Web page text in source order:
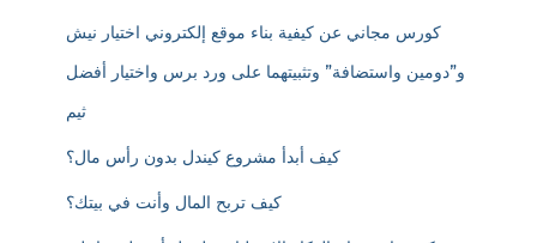
كورس مجاني عن كيفية بناء موقع إلكتروني اختيار نيش
و”دومين واستضافة” وتثبيتهما على ورد برس واختيار أفضل
ثيم
كيف أبدأ مشروع كيندل بدون رأس مال؟
كيف تربح المال وأنت في بيتك؟